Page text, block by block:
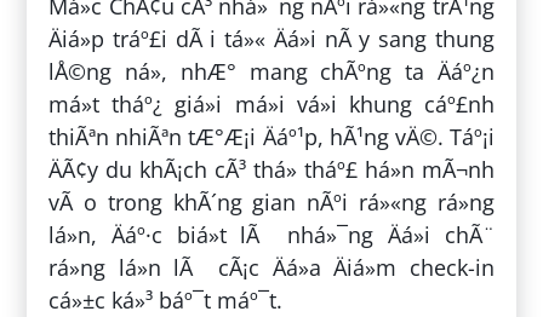
Äiá»p tráº£i dÃ i tá»« Äá»i nÃ y sang thung
lÅ©ng ná», nhÆ° mang chÃºng ta Äáº¿n
má»t tháº¿ giá»i má»i vá»i khung cáº£nh
thiÃªn nhiÃªn tÆ°Æ¡i Äáº¹p, hÃ¹ng vÄ©. Táº¡i
ÄÃ¢y du khÃ¡ch cÃ³ thá» tháº£ há»n mÃ¬nh
vÃ o trong khÃ´ng gian nÃºi rá»«ng rá»ng
lá»n, Äáº·c biá»t lÃ nhá»¯ng Äá»i chÃ¨
rá»ng lá»n lÃ cÃ¡c Äá»a Äiá»m check-in
cá»±c ká»³ báº¯t máº¯t.